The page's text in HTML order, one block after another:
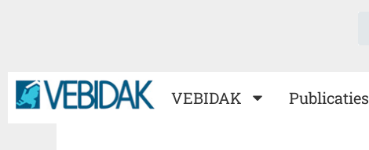
VEBIDAK Publicaties